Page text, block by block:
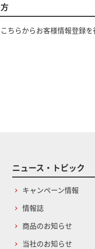
ちらからお客様情報登録
ニュース・トピック
キャンペーン情報
情報誌
商品のお知らせ
当社のお知らせ